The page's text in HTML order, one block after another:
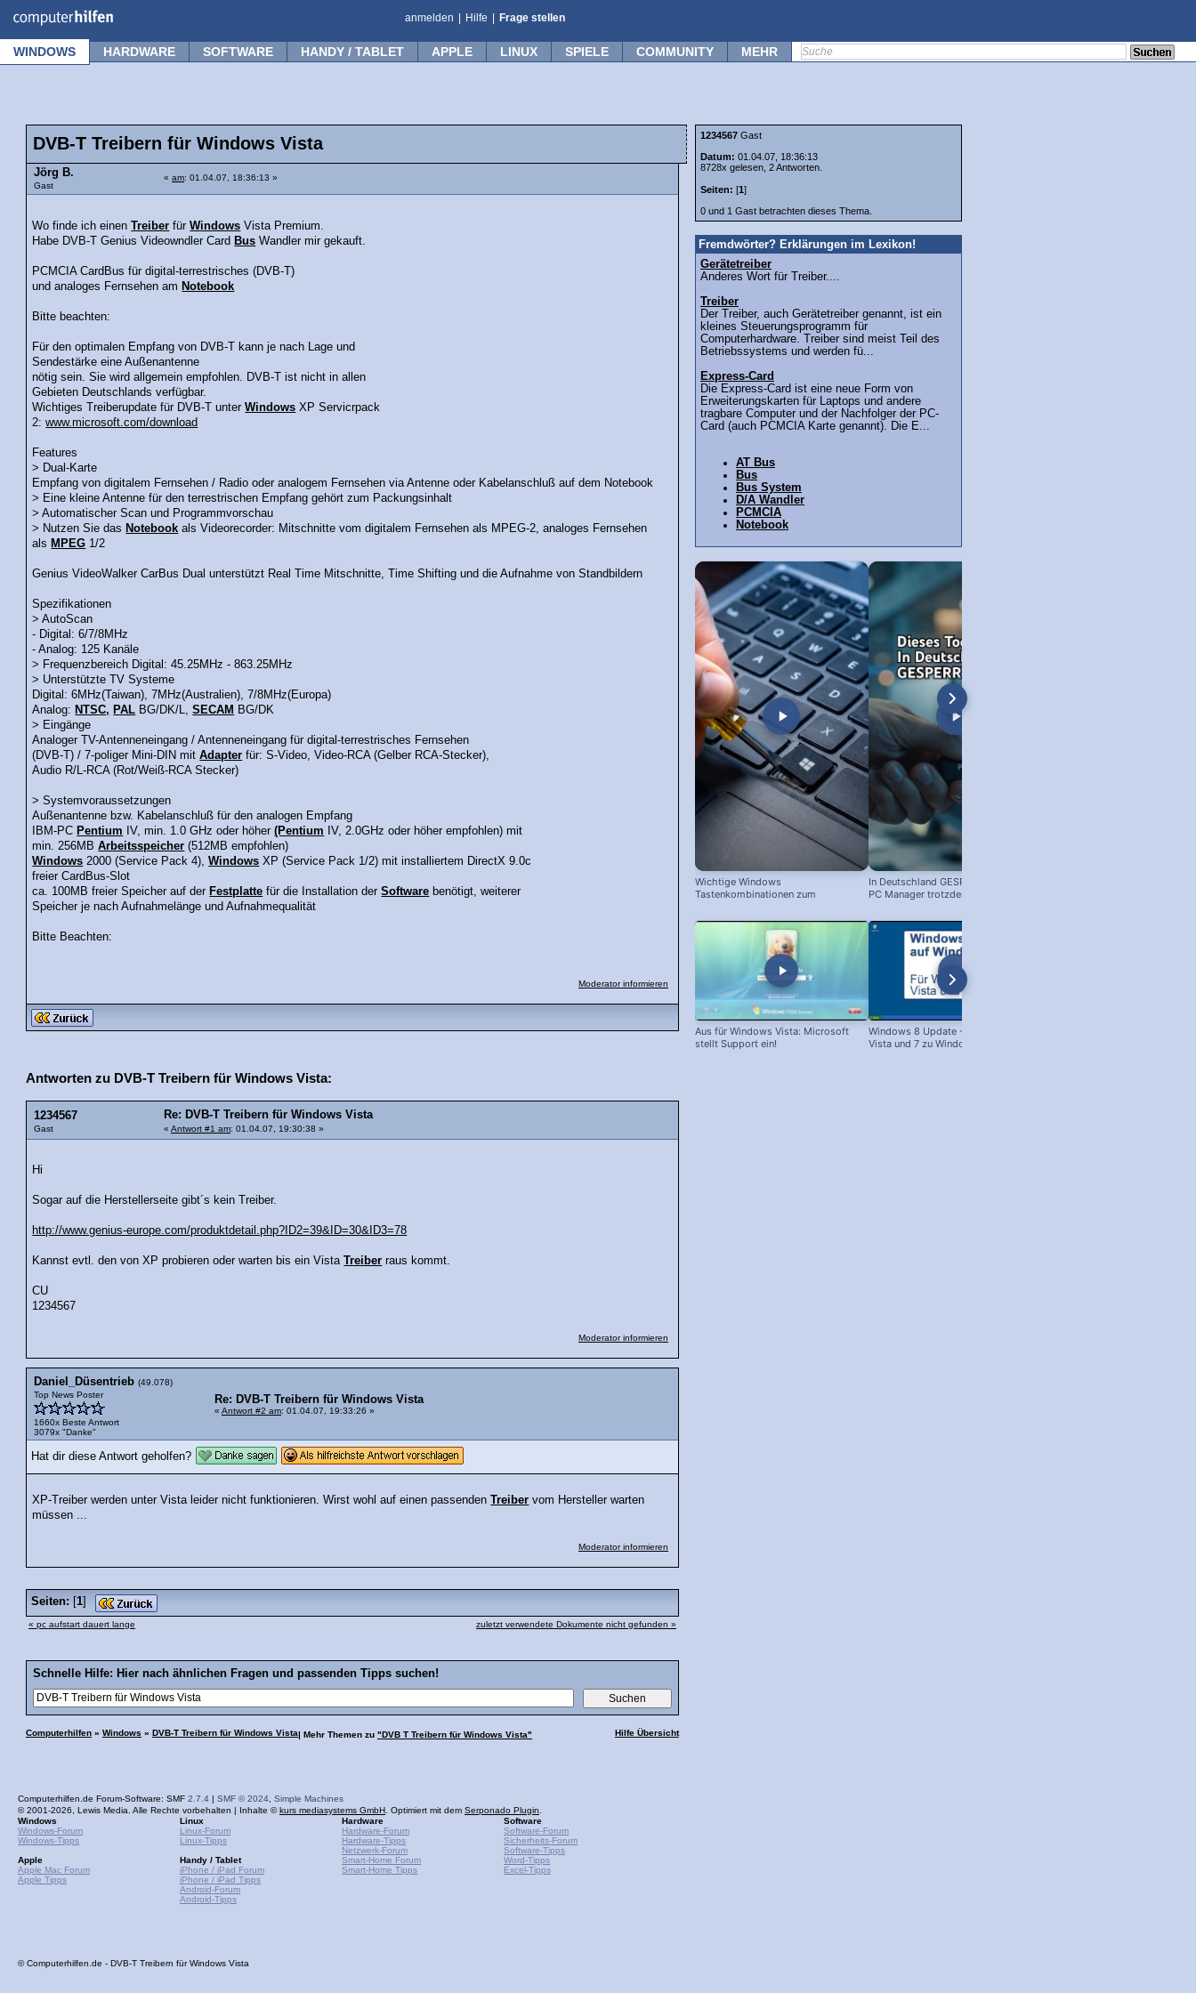
anmelden Hilfe Frage stellen
WINDOWS HARDWARE SOFTWARE HANDY / TABLET APPLE LINUX SPIELE COMMUNITY MEHR
DVB-T Treibern für Windows Vista
Jörg B.
Gast
« am: 01.04.07, 18:36:13 »
Wo finde ich einenTreiber fürWindows Vista Premium.
Habe DVB-T Genius Videowndler Card Bus Wandler mir gekauft.
PCMCIA CardBus für digital-terrestrisches (DVB-T)
und analoges Fernsehen am Notebook
Bitte beachten:
Für den optimalen Empfang von DVB-T kann je nach Lage und
Sendestärke eine Außenantenne
nötig sein. Sie wird allgemein empfohlen. DVB-T ist nicht in allen
Gebieten Deutschlands verfügbar.
Wichtiges Treiberupdate für DVB-T unterWindows XP Servicrpack
2:www.microsoft.com/download
Features
> Dual-Karte
Empfang von digitalem Fernsehen / Radio oder analogem Fernsehen via Antenne oder Kabelanschluß auf dem Notebook
> Eine kleine Antenne für den terrestrischen Empfang gehört zum Packungsinhalt
> Automatischer Scan und Programmvorschau
> Nutzen Sie das Notebook als Videorecorder: Mitschnitte vom digitalem Fernsehen als MPEG-2, analoges Fernsehen
als MPEG 1/2
Genius VideoWalker CarBus Dual unterstützt Real Time Mitschnitte, Time Shifting und die Aufnahme von Standbildern
Spezifikationen
> AutoScan
- Digital: 6/7/8MHz
- Analog: 125 Kanäle
> Frequenzbereich Digital: 45.25MHz - 863.25MHz
> Unterstützte TV Systeme
Digital: 6MHz(Taiwan), 7MHz(Australien), 7/8MHz(Europa)
Analog: NTSC, PAL BG/DK/L,SECAM BG/DK
> Eingänge
Analoger TV-Antenneneingang / Antenneneingang für digital-terrestrisches Fernsehen
(DVB-T) / 7-poliger Mini-DIN mitAdapter für: S-Video, Video-RCA (Gelber RCA-Stecker),
Audio R/L-RCA (Rot/Weiß-RCA Stecker)
> Systemvoraussetzungen
Außenantenne bzw. Kabelanschluß für den analogen Empfang
IBM-PC Pentium IV, min. 1.0 GHz oder höher(Pentium IV, 2.0GHz oder höher empfohlen) mit
min. 256MBArbeitsspeicher (512MB empfohlen)
Windows 2000 (Service Pack 4),Windows XP (Service Pack 1/2) mit installiertem DirectX 9.0c
freier CardBus-Slot
ca. 100MB freier Speicher auf der Festplatte für die Installation derSoftware benötigt, weiterer
Speicher je nach Aufnahmelänge und Aufnahmequalität
Bitte Beachten:
Moderator informieren
Antworten zu DVB-T Treibern für Windows Vista:
1234567
Gast
Re: DVB-T Treibern für Windows Vista
« Antwort #1 am: 01.04.07, 19:30:38 »
Hi
Sogar auf die Herstellerseite gibt´s kein Treiber.
http://www.genius-europe.com/produktdetail.php?ID2=39&ID=30&ID3=78
Kannst evtl. den von XP probieren oder warten bis ein VistaTreiber raus kommt.
CU
1234567
Moderator informieren
Daniel_Düsentrieb (49.078)
Top News Poster
1660x Beste Antwort
3079x "Danke"
Re: DVB-T Treibern für Windows Vista
« Antwort #2 am: 01.04.07, 19:33:26 »
Hat dir diese Antwort geholfen?
XP-Treiber werden unter Vista leider nicht funktionieren. Wirst wohl auf einen passendenTreiber vom Hersteller warten
müssen ...
Moderator informieren
Seiten: [1]
« pc aufstart dauert lange zuletzt verwendete Dokumente nicht gefunden »
Schnelle Hilfe: Hier nach ähnlichen Fragen und passenden Tipps suchen!
Computerhilfen » Windows » DVB-T Treibern für Windows Vista Hilfe Übersicht
| Mehr Themen zu "DVB T Treibern für Windows Vista"
1234567 Gast
Datum: 01.04.07, 18:36:13
8728x gelesen, 2 Antworten.
Seiten: [1]
0 und 1 Gast betrachten dieses Thema.
Fremdwörter? Erklärungen im Lexikon!
Gerätetreiber
Anderes Wort für Treiber....
Treiber
Der Treiber, auch Gerätetreiber genannt, ist ein
kleines Steuerungsprogramm für
Computerhardware. Treiber sind meist Teil des
Betriebssystems und werden fü...
Express-Card
Die Express-Card ist eine neue Form von
Erweiterungskarten für Laptops und andere
tragbare Computer und der Nachfolger der PC-
Card (auch PCMCIA Karte genannt). Die E...
AT Bus
Bus
Bus System
D/A Wandler
PCMCIA
Notebook
Wichtige Windows
Tastenkombinationen zum
In Deutschland GESPERRT: Microsoft
PC Manager trotzdem installieren
Aus für Windows Vista: Microsoft
stellt Support ein!
Windows 8 Update - Von Win XP,
Vista und 7 zu Windows 8!
Computerhilfen.de Forum-Software: SMF 2.7.4 | SMF © 2024 Simple Machines
© 2001-2026, Lewis Media. Alle Rechte vorbehalten | Inhalte ©kurs mediasystems GmbH . Optimiert mit dem Serponado Plugin
Windows
Windows-Forum
Windows-Tipps
Apple
Apple Mac Forum
Apple Tipps
Linux
Linux-Forum
Linux-Tipps
Handy / Tablet
iPhone / iPad Forum
iPhone / iPad Tipps
Android-Forum
Android-Tipps
Hardware
Hardware-Forum
Hardware-Tipps
Netzwerk-Forum
Smart-Home Forum
Smart-Home Tipps
Software
Software-Forum
Sicherheits-Forum
Software-Tipps
Word-Tipps
Excel-Tipps
© Computerhilfen.de - DVB-T Treibern für Windows Vista